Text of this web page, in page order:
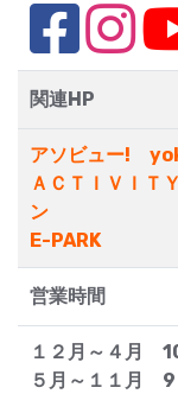
関連HP
アソビュー!
ＡＣＴＩＶＩＴ
ン
E-PARK
営業時間
１２月～４月
５月～１１月